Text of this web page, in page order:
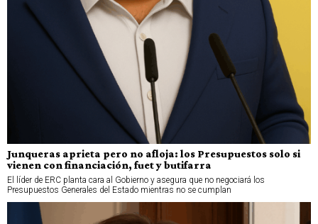
Junqueras aprieta pero no afloja: los Presupuestos solo si
vienen con financiación, fuet y butifarra
El líder de ERC planta cara al Gobierno y asegura que no negociará los
Presupuestos Generales del Estado mientras no se cumplan